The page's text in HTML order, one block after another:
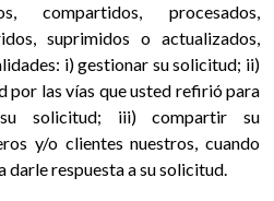
compartidos, procesados,
suprimidos o actualizados,
i) gestionar su solicitud; ii)
por las vías que usted refirió para
solicitud; iii) compartir su
y/o clientes nuestros, cuando
darle respuesta a su solicitud.